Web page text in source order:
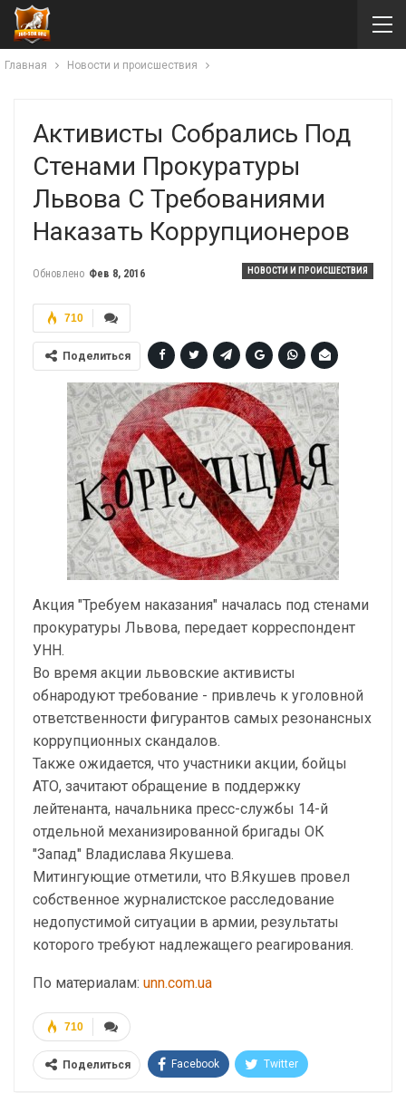
Главная Новости и происшествия
Активисты Собрались Под
Стенами Прокуратуры
Львова С Требованиями
Наказать Коррупционеров
НОВОСТИ И ПРОИСШЕСТВИЯ
Обновлено Фев 8, 2016
710
Поделиться
Акция "Требуем наказания" началась под стенами
прокуратуры Львова, передает корреспондент
УНН.
Во время акции львовские активисты
обнародуют требование - привлечь к уголовной
ответственности фигурантов самых резонансных
коррупционных скандалов.
Также ожидается, что участники акции, бойцы
АТО, зачитают обращение в поддержку
лейтенанта, начальника пресс-службы 14-й
отдельной механизированной бригады ОК
"Запад" Владислава Якушева.
Митингующие отметили, что В.Якушев провел
собственное журналистское расследование
недопустимой ситуации в армии, результаты
которого требуют надлежащего реагирования.
По материалам: unn.com.ua
710
Поделиться Facebook Twitter